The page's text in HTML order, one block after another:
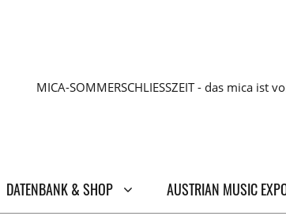
MICA-SOMMERSCHLIESSZEIT - das mica ist
DATENBANK & SHOP AUSTRIAN MUSIC